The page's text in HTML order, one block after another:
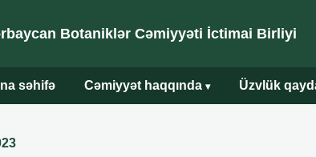
Botaniklər Cəmiyyəti İctimai Birliyi
səhifə Cəmiyyət haqqında ▾ Üzvlük